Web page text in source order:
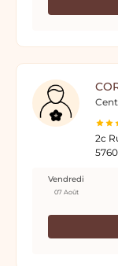
2c
Vendredi
07 Août